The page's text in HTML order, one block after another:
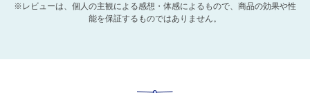
※レビューは、個人の主観による感想・体感によるもので、商品の効果や性
能を保証するものではありません。